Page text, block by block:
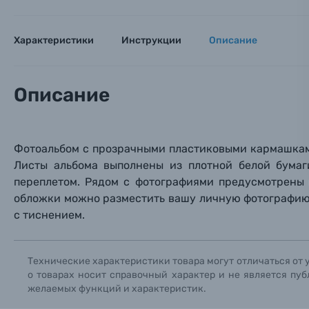
Фоторамки
Фотоальбомы
Солнцезащитные очки
Характеристики Инструкции Описание
Описание
Фотоальбом с прозрачными пластиковыми
Листы альбома выполнены из плотной белой
переплетом. Рядом с фотографиями
обложки можно разместить вашу личную
с тиснением.
Технические характеристики товара могут отличаться
о товарах носит справочный характер и не является
желаемых функций и характеристик.